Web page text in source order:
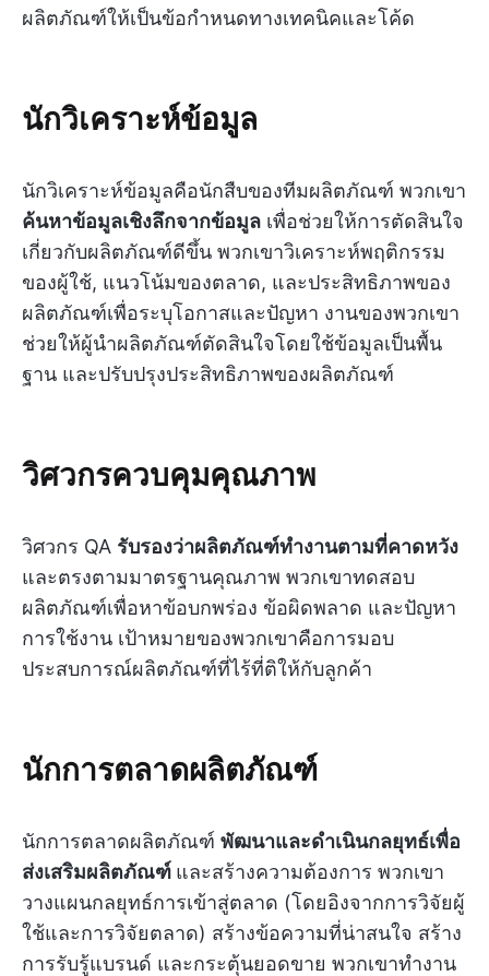
ผลิตภัณฑ์ให้เป็นข้อกำหนดทางเทคนิคและโค้ด
นักวิเคราะห์ข้อมูล
นักวิเคราะห์ข้อมูลคือนักสืบของทีมผลิตภัณฑ์ พวกเขา
ค้นหาข้อมูลเชิงลึกจากข้อมูล เพื่อช่วยให้การตัดสินใจ
เกี่ยวกับผลิตภัณฑ์ดีขึ้น พวกเขาวิเคราะห์พฤติกรรม
ของผู้ใช้, แนวโน้มของตลาด, และประสิทธิภาพของ
ผลิตภัณฑ์เพื่อระบุโอกาสและปัญหา งานของพวกเขา
ช่วยให้ผู้นำผลิตภัณฑ์ตัดสินใจโดยใช้ข้อมูลเป็นพื้น
ฐาน และปรับปรุงประสิทธิภาพของผลิตภัณฑ์
วิศวกรควบคุมคุณภาพ
วิศวกร QA รับรองว่าผลิตภัณฑ์ทำงานตามที่คาดหวัง
และตรงตามมาตรฐานคุณภาพ พวกเขาทดสอบ
ผลิตภัณฑ์เพื่อหาข้อบกพร่อง ข้อผิดพลาด และปัญหา
การใช้งาน เป้าหมายของพวกเขาคือการมอบ
ประสบการณ์ผลิตภัณฑ์ที่ไร้ที่ติให้กับลูกค้า
นักการตลาดผลิตภัณฑ์
นักการตลาดผลิตภัณฑ์ พัฒนาและดำเนินกลยุทธ์เพื่อ
ส่งเสริมผลิตภัณฑ์ และสร้างความต้องการ พวกเขา
วางแผนกลยุทธ์การเข้าสู่ตลาด (โดยอิงจากการวิจัยผู้
ใช้และการวิจัยตลาด) สร้างข้อความที่น่าสนใจ สร้าง
การรับรู้แบรนด์ และกระตุ้นยอดขาย พวกเขาทำงาน